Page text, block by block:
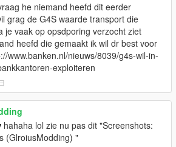
he niemand heefd dit eerder
grag de G4S waarde transport die
je vaak op opsdporing verzocht ziet
heefd die gemaakt ik wil dr best voor
www.banken.nl/nieuws/8039/g4s-wil-in-
exploiteren
hahaha lol zie nu pas dit "Screenshots:
(GlroiusModding) "